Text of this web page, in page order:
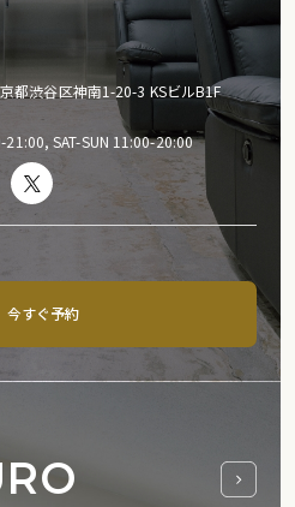
都渋谷区神南1-20-3 KSビルB1F
21:00, SAT-SUN 11:00-20:00
今すぐ予約